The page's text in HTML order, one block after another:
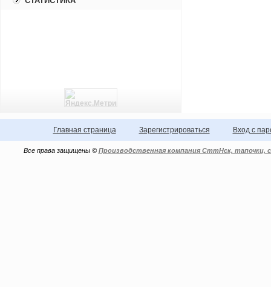
Главная страница Зарегистрироваться Вход с
Все права защищены © Производственная компания СттНск, тапочки,